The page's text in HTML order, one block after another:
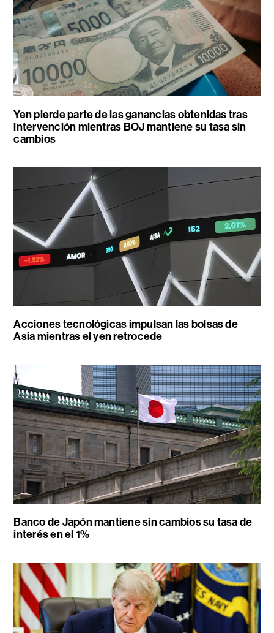
Yen pierde parte de las ganancias obtenidas tras
intervención mientras BOJ mantiene su tasa sin
cambios
Acciones tecnológicas impulsan las bolsas de
Asia mientras el yen retrocede
Banco de Japón mantiene sin cambios su tasa de
interés en el 1%